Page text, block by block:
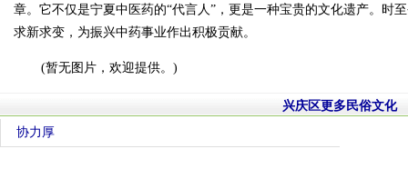
章。它不仅是宁夏中医药的“代言人”，更是一种宝贵的文化遗产。时
求新求变，为振兴中药事业作出积极贡献。
(暂无图片，欢迎提供。)
兴庆区更多民俗文化
协力厚